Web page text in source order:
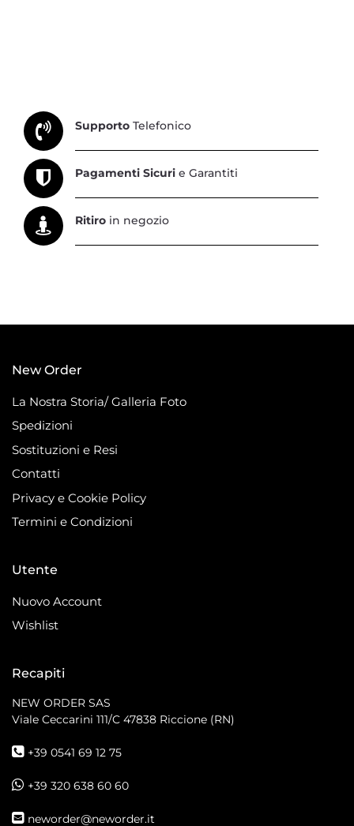
Supporto Telefonico
Pagamenti Sicuri e Garantiti
Ritiro in negozio
New Order
La Nostra Storia/ Galleria Foto
Spedizioni
Sostituzioni e Resi
Contatti
Privacy e Cookie Policy
Termini e Condizioni
Utente
Nuovo Account
Wishlist
Recapiti
NEW ORDER SAS
Viale Ceccarini 111/C 47838 Riccione (RN)
+39 0541 69 12 75
+39 320 638 60 60
neworder@neworder.it